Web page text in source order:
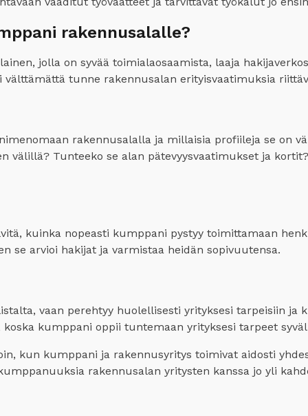
rakennusalalle?
jolla on syvää toimialaosaamista, laaja
tunne rakennusalan erityisvaatimuksia
rakennusalalla ja millaisia profiileja se on
välillä? Tunteeko se alan pätevyysvaatimukset ja
kuinka nopeasti kumppani pystyy toimittamaan
se arvioi hakijat ja varmistaa heidän sopivuutensa.
vaan perehtyy huolellisesti yrityksesi tarpeisiin ja
kumppani oppii tuntemaan yrityksesi tarpeet
kun kumppani ja rakennusyritys toimivat aidosti
rakennusalan yritysten kanssa jo yli